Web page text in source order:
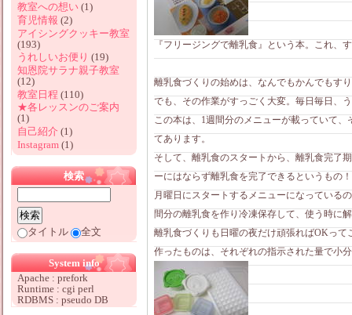
『フリージングで離乳食』という本。これ、
離乳食づくりの始めは、なんでもかんでもす
でも、その作業がすっごく大変。毎日毎日、
この本は、1週間分のメニューが載っていて
てあります。
そして、離乳食のスタートから、離乳食完了
ーにはならず離乳食を完了できるというもの
月曜日にスタートするメニューになっている
間分の離乳食を作り冷凍保存して、使う時に
離乳食づくりも日曜の夜だけ頑張ればOKって
作ったものは、それぞれの指示された量で小
教室への想い (1)
育児情報 (2)
アイシングクッキー教室
(193)
うれしいお便り (19)
知恩院サラナ親子教室
(12)
教室日程 (110)
★各レッスンのご案内
(1)
自己紹介 (1)
Instagram (1)
検索
タイトル 全文
System info
Apache : prefork
Runtime : cgi perl
RDBMS : pseudo DB